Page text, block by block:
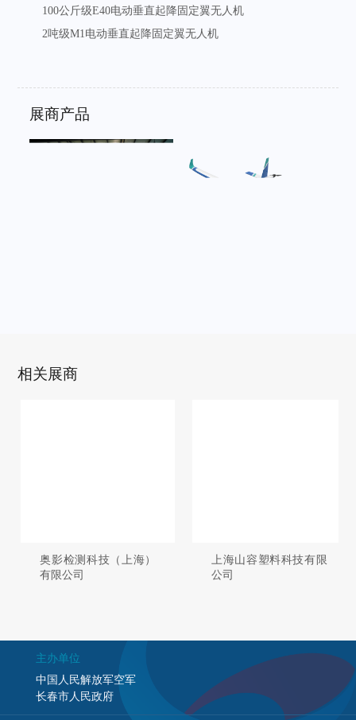
100公斤级E40电动垂直起降固定翼无人机
2吨级M1电动垂直起降固定翼无人机
展商产品
相关展商
奥影检测科技（上海）
有限公司
上海山容塑料科技有限
公司
主办单位
中国人民解放军空军
长春市人民政府